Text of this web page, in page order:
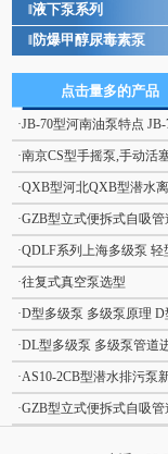
液下泵系列
防爆甲醇尿毒素泵
点击量多的产品
·JB-70型河南油泵特点 JB-70型电动、手摇二用计
·南京CS型手摇泵,手动活
·QXB型河北QXB型潜水离心式曝
·GZB型立式便拆式自吸管道油泵GZB型立
·QDLF系列上海多级泵 轻型不锈钢立式多
·往复式真空泵选型
·D型多级泵 多级泵原理 D型卧式分段式清
·DL型多级泵 多级泵管道进口 DL型立式清水
·AS10-2CB型潜水排污泵新价格 撕裂式潜水排污泵AS型 立
·GZB型立式便拆式自吸管